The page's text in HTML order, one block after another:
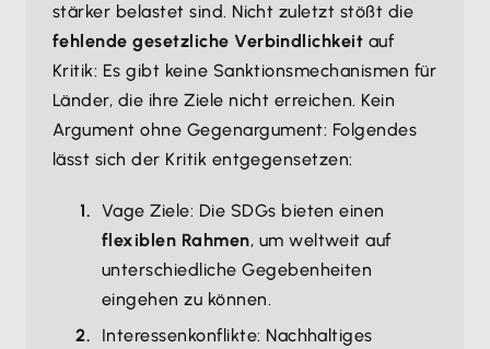
stärker belastet sind. Nicht zuletzt stößt die
fehlende gesetzliche Verbindlichkeit auf
Kritik: Es gibt keine Sanktionsmechanismen für
Länder, die ihre Ziele nicht erreichen. Kein
Argument ohne Gegenargument: Folgendes
lässt sich der Kritik entgegensetzen:
Vage Ziele: Die SDGs bieten einen
flexiblen Rahmen, um weltweit auf
unterschiedliche Gegebenheiten
eingehen zu können.
Interessenkonflikte: Nachhaltiges